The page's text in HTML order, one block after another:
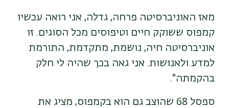
מאז האוניברסיטה פרחה, גדלה, אני רואה עכשיו
קמפוס ששוקק חיים וטיפוסים מכל הסוגים. זו
אוניברסיטה חיה, נושמת, מתקדמת, התורמת
למדע ולאנושות. אני גאה בכך שהיה לי חלק
בהקמתה".
ספסל 68 שהוצב גם הוא בקמפוס, מציג את